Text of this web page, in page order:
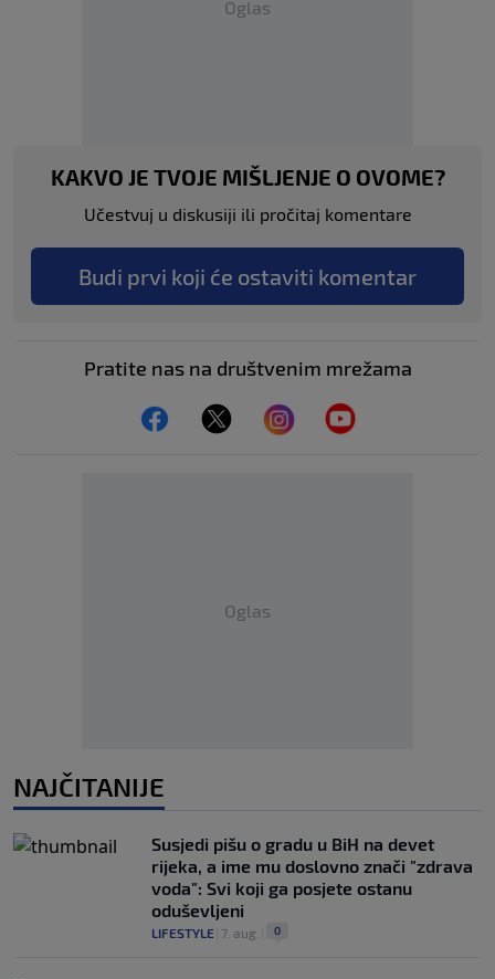
Oglas
KAKVO JE TVOJE MIŠLJENJE O OVOME?
Učestvuj u diskusiji ili pročitaj komentare
Budi prvi koji će ostaviti komentar
Pratite nas na društvenim mrežama
Oglas
NAJČITANIJE
Susjedi pišu o gradu u BiH na devet
rijeka, a ime mu doslovno znači "zdrava
voda": Svi koji ga posjete ostanu
oduševljeni
LIFESTYLE 7. aug. 0